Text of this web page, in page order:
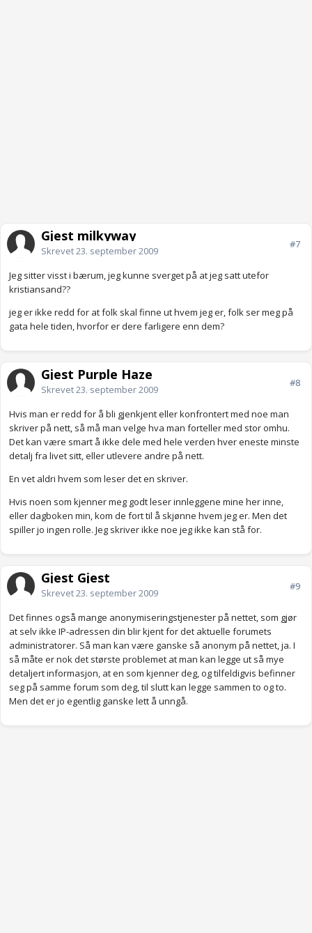
Gjest milkyway
Skrevet23. september 2009
#7
Jeg sitter visst i bærum, jeg kunne sverget på at jeg satt utefor
kristiansand??
jeg er ikke redd for at folk skal finne ut hvem jeg er, folk ser meg på
gata hele tiden, hvorfor er dere farligere enn dem?
Gjest Purple Haze
Skrevet23. september 2009
#8
Hvis man er redd for å bli gjenkjent eller konfrontert med noe man
skriver på nett, så må man velge hva man forteller med stor omhu.
Det kan være smart å ikke dele med hele verden hver eneste minste
detalj fra livet sitt, eller utlevere andre på nett.
En vet aldri hvem som leser det en skriver.
Hvis noen som kjenner meg godt leser innleggene mine her inne,
eller dagboken min, kom de fort til å skjønne hvem jeg er. Men det
spiller jo ingen rolle. Jeg skriver ikke noe jeg ikke kan stå for.
Gjest Gjest
Skrevet23. september 2009
#9
Det finnes også mange anonymiseringstjenester på nettet, som gjør
at selv ikke IP-adressen din blir kjent for det aktuelle forumets
administratorer. Så man kan være ganske så anonym på nettet, ja. I
så måte er nok det største problemet at man kan legge ut så mye
detaljert informasjon, at en som kjenner deg, og tilfeldigvis befinner
seg på samme forum som deg, til slutt kan legge sammen to og to.
Men det er jo egentlig ganske lett å unngå.